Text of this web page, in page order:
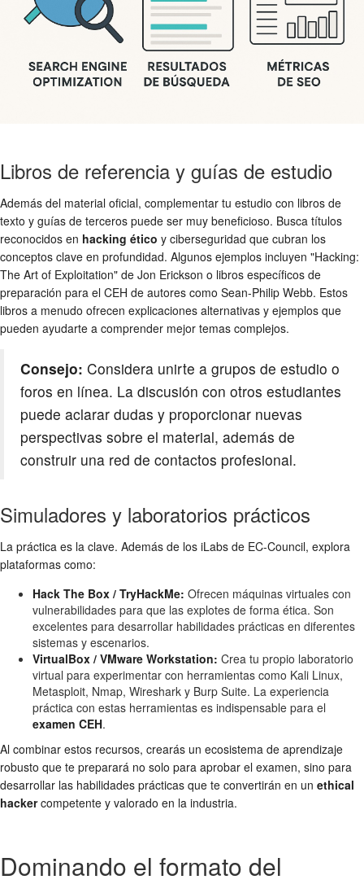
Libros de referencia y guías de estudio
Además del material oficial, complementar tu estudio con libros de
texto y guías de terceros puede ser muy beneficioso. Busca títulos
reconocidos en hacking ético y ciberseguridad que cubran los
conceptos clave en profundidad. Algunos ejemplos incluyen "Hacking:
The Art of Exploitation" de Jon Erickson o libros específicos de
preparación para el CEH de autores como Sean-Philip Webb. Estos
libros a menudo ofrecen explicaciones alternativas y ejemplos que
pueden ayudarte a comprender mejor temas complejos.
Consejo: Considera unirte a grupos de estudio o
foros en línea. La discusión con otros estudiantes
puede aclarar dudas y proporcionar nuevas
perspectivas sobre el material, además de
construir una red de contactos profesional.
Simuladores y laboratorios prácticos
La práctica es la clave. Además de los iLabs de EC-Council, explora
plataformas como:
Hack The Box / TryHackMe: Ofrecen máquinas virtuales con
vulnerabilidades para que las explotes de forma ética. Son
excelentes para desarrollar habilidades prácticas en diferentes
sistemas y escenarios.
VirtualBox / VMware Workstation: Crea tu propio laboratorio
virtual para experimentar con herramientas como Kali Linux,
Metasploit, Nmap, Wireshark y Burp Suite. La experiencia
práctica con estas herramientas es indispensable para el
examen CEH.
Al combinar estos recursos, crearás un ecosistema de aprendizaje
robusto que te preparará no solo para aprobar el examen, sino para
desarrollar las habilidades prácticas que te convertirán en un ethical
hackercompetente y valorado en la industria.
Dominando el formato del